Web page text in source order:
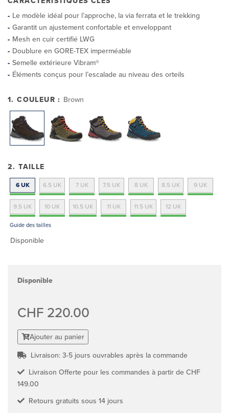
Le modèle idéal pour l’approche, la via ferrata et le trekking
Garantit un ajustement confortable et enveloppant
Mesh en cuir certifié LWG
Doublure en GORE-TEX imperméable
Semelle extérieure Vibram®
Éléments conçus pour l’escalade au niveau des orteils
1. COULEUR : Brown
2. TAILLE
6 UK 6.5 UK 7 UK 7.5 UK 8 UK 8.5 UK 9 UK
9.5 UK 10 UK 10.5 UK 11 UK 11.5 UK 12 UK
Guide des tailles
Disponible
Disponible
CHF 220.00
Ajouter au panier
Livraison: 3-5 jours ouvrables après la commande
Livraison Offerte pour les commandes à partir de CHF
149.00
Retours gratuits sous 14 jours